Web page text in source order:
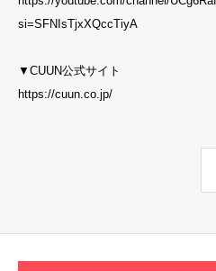
si=SFNIsTjxXQccTiyA
▼CUUN公式サイト
https://cuun.co.jp/